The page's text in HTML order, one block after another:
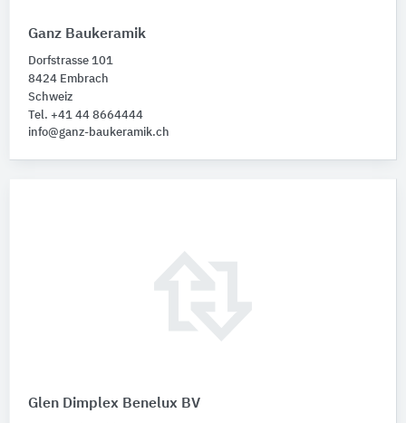
Ganz Baukeramik
Dorfstrasse 101
8424 Embrach
Schweiz
Tel. +41 44 8664444
info@ganz-baukeramik.ch
Glen Dimplex Benelux BV